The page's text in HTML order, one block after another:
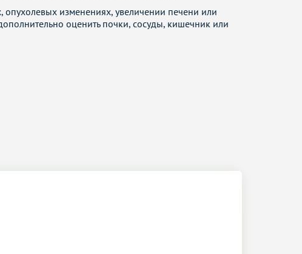
опухолевых изменениях, увеличении печени или
оценить почки, сосуды, кишечник или